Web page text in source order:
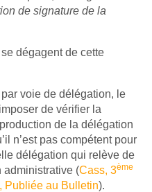
de signature de la
dégagent de cette
voie de délégation, le
de vérifier la
de la délégation
n’est pas compétent pour
délégation qui relève de
administrative (Cass, 3ème
Publiée au Bulletin).